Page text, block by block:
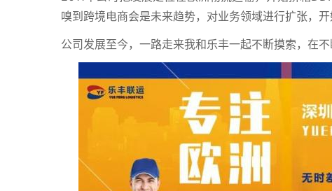
嗅到跨境电商会是未来趋势，对业务领域进行扩张，
公司发展至今，一路走来我和乐丰一起不断摸索，在